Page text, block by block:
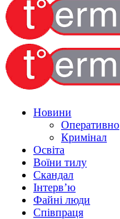
Новини
Оперативно
Кримінал
Освіта
Воїни тилу
Скандал
Інтерв’ю
Файні люди
Співпраця